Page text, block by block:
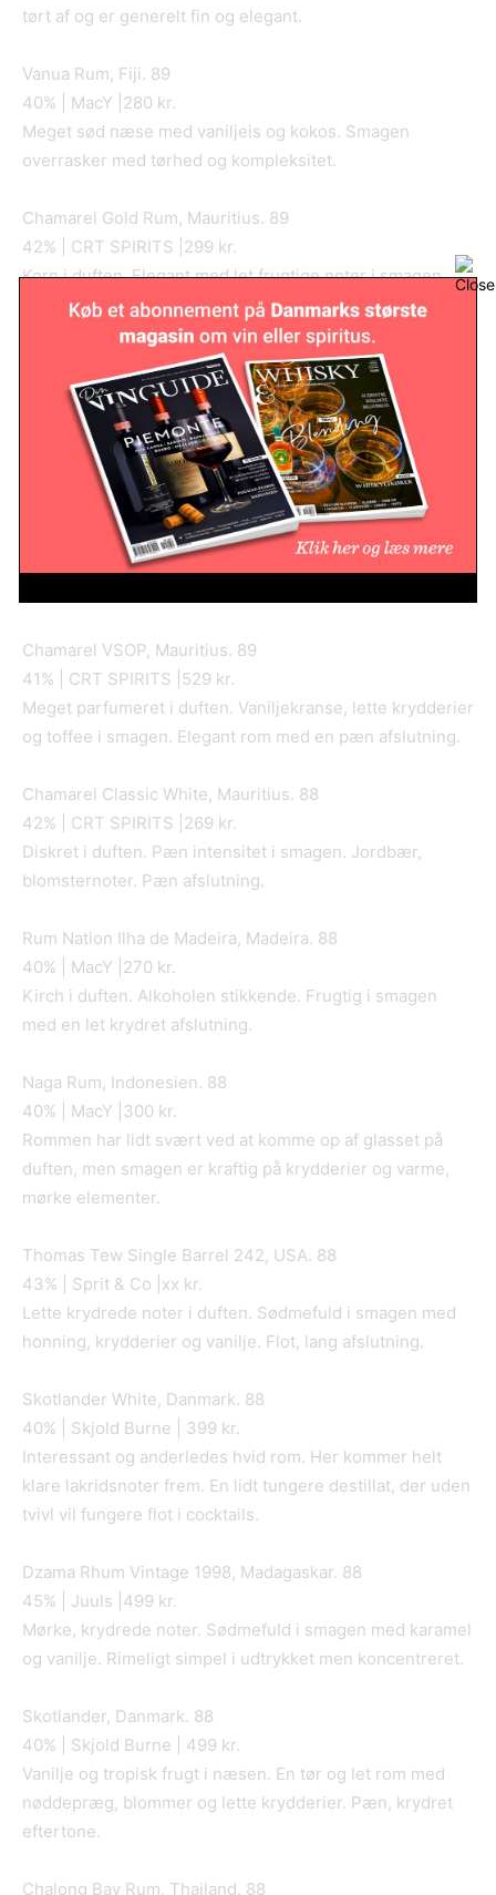
tørt af og er generelt fin og elegant.
Vanua Rum, Fiji. 89
40% | MacY |280 kr.
Meget sød næse med vaniljeis og kokos. Smagen
overrasker med tørhed og kompleksitet.
Chamarel Gold Rum, Mauritius. 89
42% | CRT SPIRITS |299 kr.
Korn i duften. Elegant med let frugtige noter i smagen.
Pæn kompleksitet og let, fin afslutning.
Chamarel VS, Mauritius. 89
40% | CRT SPIRITS |449 kr.
Vanilje i duften. Frugtig i smagen med æbler og vanilje.
Elegant vellavet rom.
Penny Blue XO, Mauritius. 89
40% | MacY |440 kr.
Orange noter i duften. Tør, rund i smagen med pænt
Chamarel VSOP, Mauritius. 89
41% | CRT SPIRITS |529 kr.
Meget parfumeret i duften. Vaniljekranse, lette krydderier
og toffee i smagen. Elegant rom med en pæn afslutning.
Chamarel Classic White, Mauritius. 88
42% | CRT SPIRITS |269 kr.
Diskret i duften. Pæn intensitet i smagen. Jordbær,
blomsternoter. Pæn afslutning.
Rum Nation Ilha de Madeira, Madeira. 88
40% | MacY |270 kr.
Kirch i duften. Alkoholen stikkende. Frugtig i smagen
med en let krydret afslutning.
Naga Rum, Indonesien. 88
40% | MacY |300 kr.
Rommen har lidt svært ved at komme op af glasset på
duften, men smagen er kraftig på krydderier og varme,
mørke elementer.
Thomas Tew Single Barrel 242, USA. 88
43% | Sprit & Co |xx kr.
Lette krydrede noter i duften. Sødmefuld i smagen med
honning, krydderier og vanilje. Flot, lang afslutning.
Skotlander White, Danmark. 88
40% | Skjold Burne | 399 kr.
Interessant og anderledes hvid rom. Her kommer helt
klare lakridsnoter frem. En lidt tungere destillat, der uden
tvivl vil fungere flot i cocktails.
Dzama Rhum Vintage 1998, Madagaskar. 88
45% | Juuls |499 kr.
Mørke, krydrede noter. Sødmefuld i smagen med karamel
og vanilje. Rimeligt simpel i udtrykket men koncentreret.
Skotlander, Danmark. 88
40% | Skjold Burne | 499 kr.
Vanilje og tropisk frugt i næsen. En tør og let rom med
nøddepræg, blommer og lette krydderier. Pæn, krydret
eftertone.
Chalong Bay Rum, Thailand. 88